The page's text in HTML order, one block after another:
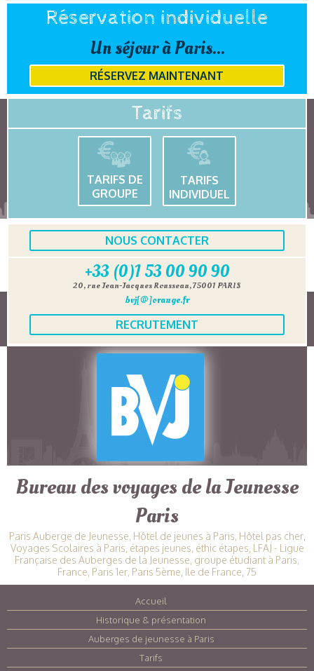
Réservation individuelle
Un séjour à Paris...
RÉSERVEZ MAINTENANT
Tarifs
TARIFS DE
GROUPE
TARIFS
INDIVIDUEL
NOUS CONTACTER
+33 (0)1 53 00 90 90
20, rue Jean-Jacques Rousseau, 75001 PARIS
bvj[@]orange.fr
RECRUTEMENT
Bureau des voyages de la Jeunesse
Paris
Paris Auberge de Jeunesse, Hôtel de jeunes à Paris, Hôtel pas cher,
Voyages Scolaires à Paris, étapes jeunes, éthic étapes, LFAJ - Ligue
Française des Auberges de la Jeunesse, groupe étudiant à Paris,
France, Paris 1er, Paris 5ème, Ile de France, 75
Accueil
Historique & présentation
Auberges de jeunesse à Paris
Tarifs